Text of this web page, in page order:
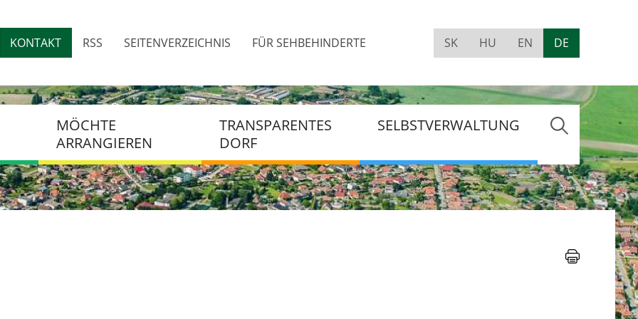
Inhalt
Top
KONTAKT RSS SEITENVERZEICHNIS FÜR SEHBEHINDERTE
version
SK HU EN DE
MÖCHTE
ARRANGIEREN
FORMULARE DES BAUAMTES
TRANSPARENTES
DORF
VERTRÄGE
RECHNUNGEN
SELBSTVERWALTUNG